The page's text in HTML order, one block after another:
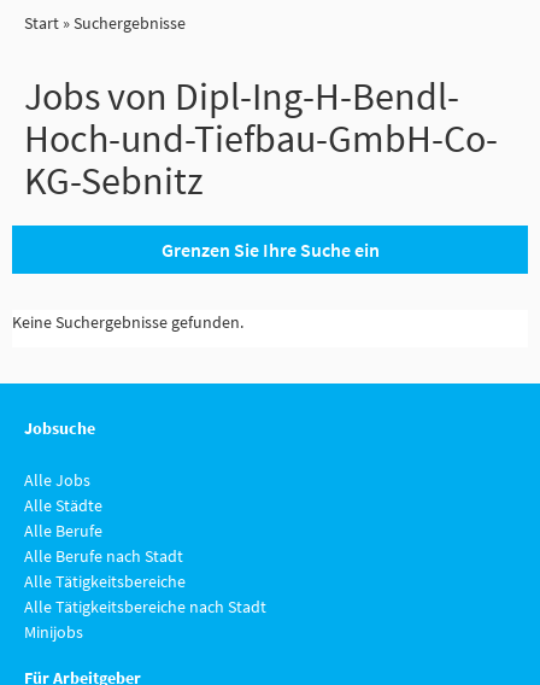
Start Suchergebnisse
Jobs von Dipl-Ing-H-Bendl-
Hoch-und-Tiefbau-GmbH-Co-
KG-Sebnitz
Grenzen Sie Ihre Suche ein
Keine Suchergebnisse gefunden.
Jobsuche
Alle Jobs
Alle Städte
Alle Berufe
Alle Berufe nach Stadt
Alle Tätigkeitsbereiche
Alle Tätigkeitsbereiche nach Stadt
Minijobs
Für Arbeitgeber